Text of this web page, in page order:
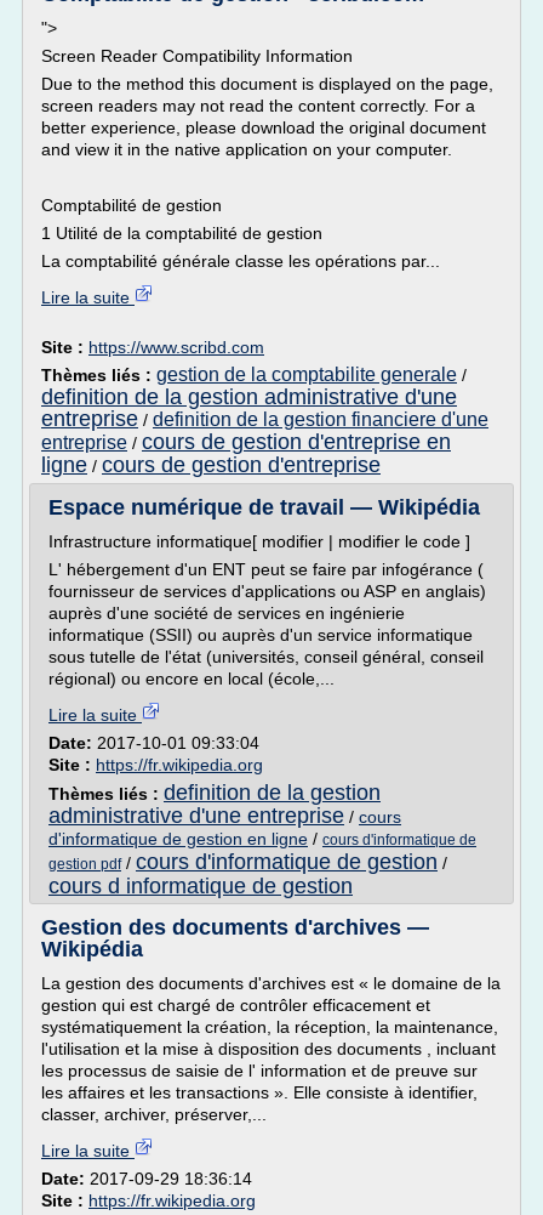
">
Screen Reader Compatibility Information
Due to the method this document is displayed on the page,
screen readers may not read the content correctly. For a
better experience, please download the original document
and view it in the native application on your computer.
Comptabilité de gestion
1 Utilité de la comptabilité de gestion
La comptabilité générale classe les opérations par...
Lire la suite
Site : https://www.scribd.com
Thèmes liés : gestion de la comptabilite generale /
definition de la gestion administrative d'une
entreprise / definition de la gestion financiere d'une
entreprise / cours de gestion d'entreprise en
ligne / cours de gestion d'entreprise
Espace numérique de travail — Wikipédia
Infrastructure informatique[ modifier | modifier le code ]
L' hébergement d'un ENT peut se faire par infogérance (
fournisseur de services d'applications ou ASP en anglais)
auprès d'une société de services en ingénierie
informatique (SSII) ou auprès d'un service informatique
sous tutelle de l'état (universités, conseil général, conseil
régional) ou encore en local (école,...
Lire la suite
Date: 2017-10-01 09:33:04
Site : https://fr.wikipedia.org
Thèmes liés : definition de la gestion
administrative d'une entreprise / cours
d'informatique de gestion en ligne / cours d'informatique de
gestion pdf/ cours d'informatique de gestion /
cours d informatique de gestion
Gestion des documents d'archives —
Wikipédia
La gestion des documents d'archives est « le domaine de la
gestion qui est chargé de contrôler efficacement et
systématiquement la création, la réception, la maintenance,
l'utilisation et la mise à disposition des documents , incluant
les processus de saisie de l' information et de preuve sur
les affaires et les transactions ». Elle consiste à identifier,
classer, archiver, préserver,...
Lire la suite
Date: 2017-09-29 18:36:14
Site : https://fr.wikipedia.org